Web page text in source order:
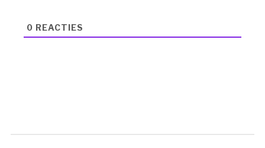
0 REACTIES